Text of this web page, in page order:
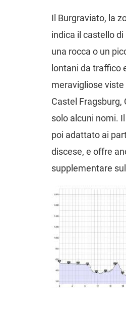
Il Burgraviato, la
indica il castello
una rocca o un
lontani da traffico
meravigliose
Castel
solo alcuni nomi.
poi adattato ai
discese, e offre
supplementare